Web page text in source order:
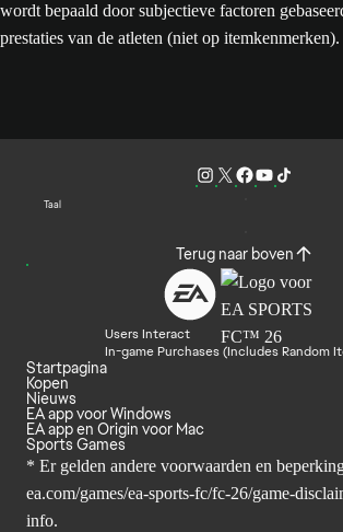
vormupdates in andere speltypen. Sorteren op
op basis van hun Algemene beoordeling, waarbij
Terug naar boven
In-game Purchases (Includes Random
Startpagina
Kopen
Nieuws
EA app voor Windows
EA app en Origin voor Mac
Sports Games
* Er gelden andere voorwaarden en